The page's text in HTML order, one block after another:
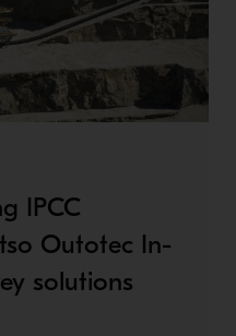
IPCC
Outotec In-
solutions